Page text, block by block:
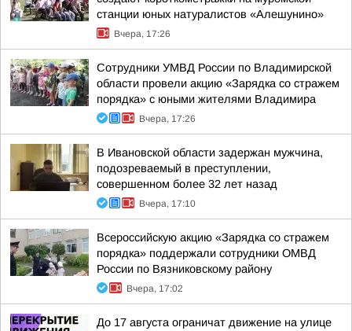
станции юных натуралистов «Алешунино»
Вчера, 17:26
Сотрудники УМВД России по Владимирской
области провели акцию «Зарядка со стражем
порядка» с юными жителями Владимира
Вчера, 17:26
В Ивановской области задержан мужчина,
подозреваемый в преступлении,
совершенном более 32 лет назад
Вчера, 17:10
Всероссийскую акцию «Зарядка со стражем
порядка» поддержали сотрудники ОМВД
России по Вязниковскому району
Вчера, 17:02
До 17 августа ограничат движение на улице